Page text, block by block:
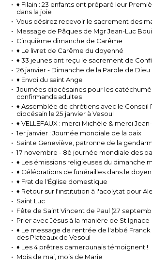
♦ Filain : 23 enfants ont préparé leur
dans la joie
Vous désirez recevoir le sacrement des
Message de Pâques de Mgr Jean-Luc
Cinquième dimanche de Carême
♦ Le livret de Carême du doyenné
♦ 33 jeunes ont reçu le sacrement de
26 janvier - Dimanche de la Parole de Dieu
♦ Envoi du saint Ange
Journées diocésaines pour les
confirmands adultes
♦ Assemblée de chrétiens avec le Conseil
diocésain le 25 janvier à Vesoul
♦ VELLEFAUX : merci Michèle & merci
1er janvier : Journée mondiale de la paix
Sainte Geneviève, patronne de la
17 novembre - 8è journée mondiale des
♦ Les émissions religieuses du dimanche
♦ Célébrations de funérailles dans le
♦ Frat de l'Église domestique
♦ Retour sur l'institution à l'acolytat pour
Saint Luc
Fête de Saint Vincent de Paul (27
Prier avec Jésus à la manière de St Ignace
♦ Le message de rentrée de l'abbé Franck
des Plateaux de Vesoul
♦ Les 4 prêtres camerounais témoignent !
Mois de mai, mois de Marie